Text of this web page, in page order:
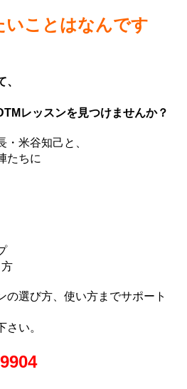
いことはなんです
レッスンを見つけませんか？
・米谷知己と、
たちに
の選び方、使い方までサポート
さい。